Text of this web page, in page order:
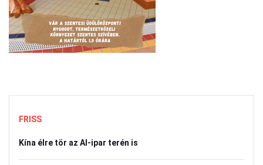
FRISS
Kína élre tör az AI-ipar terén is